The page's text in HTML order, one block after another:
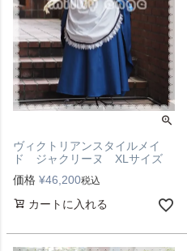
ヴィクトリアンスタイルメイ
ド ジャクリーヌ XLサイズ
価格 ¥46,200税込
カートに入れる